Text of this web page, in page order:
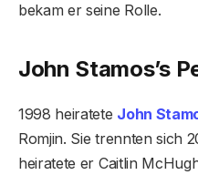
bekam er seine Rolle.
John Stamos’s
1998 heiratete John
Romjin. Sie trennten sich
heiratete er Caitlin